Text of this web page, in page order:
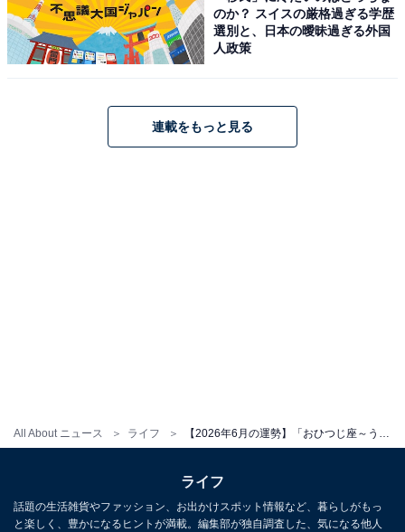
All About ニュース ライフ
【2026年6月の運勢】かに座（6月22日～7月22日
生まれ）
【2026年6月の運勢】おとめ座（8月23日～9月22
日生まれ）
のか？ スイスの厳格過ぎる学歴
選別と、日本の曖昧過ぎる外国
人政策
連載をもっと見る
ライフ
話題の生活雑貨やファッション、お出かけスポット情報など、暮らしがもっ
と楽しく、豊かになるヒントが満載。編集部が独自調査した、気になる他人